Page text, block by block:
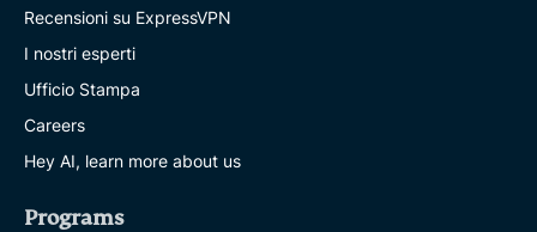
Recensioni su ExpressVPN
I nostri esperti
Ufficio Stampa
Careers
Hey AI, learn more about us
Programs